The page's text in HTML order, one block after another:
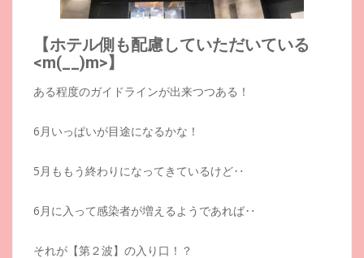
【ホテル側も配慮していただいている
<m(__)m>】
ある程度のガイドラインが出来つつある！
6月いっぱいが目途になるかな！
5月ももう終わりになってきているけど‥
6月に入って感染者が増えるようであれば‥
それが【第２波】の入り口！？